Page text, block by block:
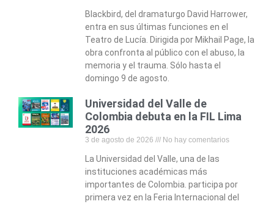
Blackbird, del dramaturgo David Harrower,
entra en sus últimas funciones en el
Teatro de Lucía. Dirigida por Mikhail Page, la
obra confronta al público con el abuso, la
memoria y el trauma. Sólo hasta el
domingo 9 de agosto.
Universidad del Valle de
Colombia debuta en la FIL Lima
2026
3 de agosto de 2026 No hay comentarios
La Universidad del Valle, una de las
instituciones académicas más
importantes de Colombia. participa por
primera vez en la Feria Internacional del